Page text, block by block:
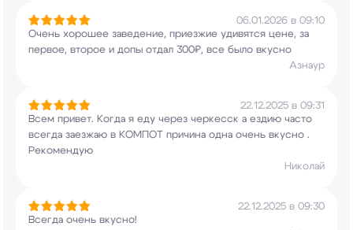
06.01.2026 в 09:10
Очень хорошее заведение, приезжие удивятся цене, за
первое, второе и допы отдал 300₽, все было вкусно
Азнаур
22.12.2025 в 09:31
Всем привет. Когда я еду через черкесск а ездию часто
всегда заезжаю в КОМПОТ причина одна очень вкусно .
Рекомендую
Николай
22.12.2025 в 09:30
Всегда очень вкусно!